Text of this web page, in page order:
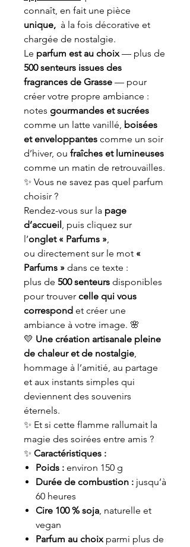
connaît, en fait une pièce
unique, à la fois décorative et
chargée de nostalgie.
Le parfum est au choix— plus de
500 senteurs issues des
fragrances de Grasse — pour
créer votre propre ambiance :
notes gourmandes et sucrées
comme un latte vanillé, boisées
et enveloppantes comme un soir
d’hiver, ou fraîches et lumineuses
comme un matin de retrouvailles.
✨ Vous ne savez pas quel parfum
choisir ?
Rendez-vous sur la page
d’accueil, puis cliquez sur
l’onglet « Parfums »,
ou directement sur le mot «
Parfums » dans ce texte :
plus de 500 senteurs disponibles
pour trouver celle qui vous
correspond et créer une
ambiance à votre image. 🌸
💛 Une création artisanale pleine
de chaleur et de nostalgie,
hommage à l’amitié, au partage
et aux instants simples qui
deviennent des souvenirs
éternels.
✨ Et si cette flamme rallumait la
magie des soirées entre amis ?
✨ Caractéristiques :
Poids : environ 150 g
Durée de combustion : jusqu’à
60 heures
Cire 100 % soja, naturelle et
vegan
Parfum au choixparmi plus de